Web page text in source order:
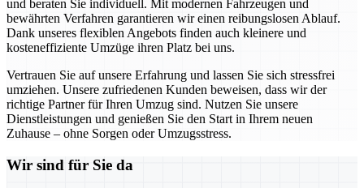
und beraten Sie individuell. Mit modernen Fahrzeugen und
bewährten Verfahren garantieren wir einen reibungslosen Ablauf.
Dank unseres flexiblen Angebots finden auch kleinere und
kosteneffiziente Umzüge ihren Platz bei uns.
Vertrauen Sie auf unsere Erfahrung und lassen Sie sich stressfrei
umziehen. Unsere zufriedenen Kunden beweisen, dass wir der
richtige Partner für Ihren Umzug sind. Nutzen Sie unsere
Dienstleistungen und genießen Sie den Start in Ihrem neuen
Zuhause – ohne Sorgen oder Umzugsstress.
Wir sind für Sie da